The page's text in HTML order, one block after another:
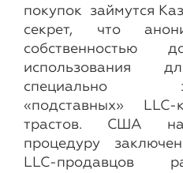
покупок займутся
секрет, что
собственностью
использования
специально
«подставных»
трастов. США
процедуру
LLC-продавцов